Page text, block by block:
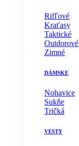
Rifľové
Kraťasy
Taktické
Outdorové
Zimné
DÁMSKE
Nohavice
Sukňe
Tričká
VESTY